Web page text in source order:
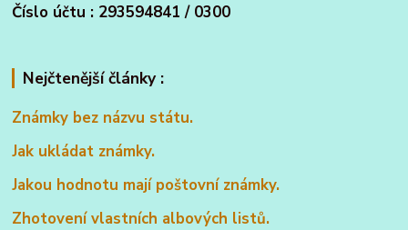
Číslo účtu : 293594841 / 0300
Nejčtenější články :
Známky bez názvu státu.
Jak ukládat známky.
Jakou hodnotu mají poštovní známky.
Zhotovení vlastních albových listů.